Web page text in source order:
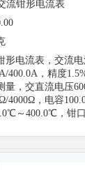
流钳形电流表
形电流表，交流
400.0A，精度
量，交直流电压
4000Ω，电容
～400.0℃，钳口